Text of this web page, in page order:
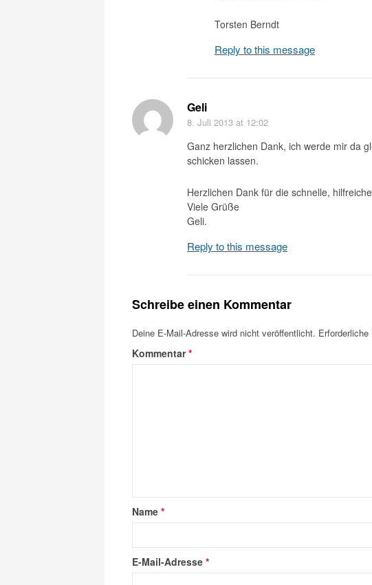
Torsten Berndt
Reply to this message
Geli
8. Juli 2013 at 12:02
Ganz herzlichen Dank, ich werde mir da
schicken lassen.
Herzlichen Dank für die schnelle,
Viele Grüße
Geli.
Reply to this message
Schreibe einen Kommentar
Deine E-Mail-Adresse wird nicht veröffentlicht.
Kommentar*
Name *
E-Mail-Adresse *